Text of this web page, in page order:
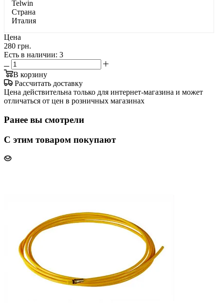
Telwin
Страна
Италия
Цена
280 грн.
Есть в наличии: 3
В корзину
Рассчитать доставку
Цена действительна только для интернет-магазина и может
отличаться от цен в розничных магазинах
Ранее вы смотрели
С этим товаром покупают